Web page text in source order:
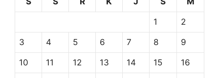
1 2
3 4 5 6 7 8 9
10 11 12 13 14 15 16